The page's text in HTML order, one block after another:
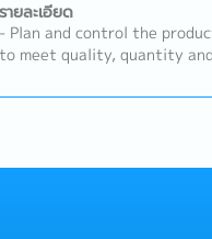
รายละเอียด
- Plan and control the
to meet quality, quantity
specified standards.-
departments such as